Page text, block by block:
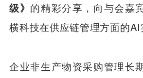
级》 的精彩分享，向与会嘉
横科技在供应链管理方面的AI
企业非生产物资采购管理长